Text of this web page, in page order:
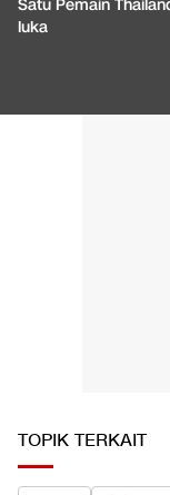
Satu Pemain
luka
TOPIK TERKAIT